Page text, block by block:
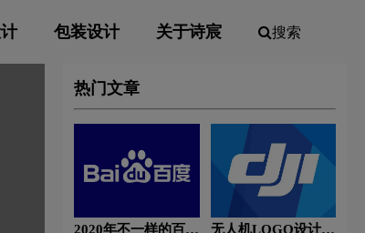
包装设计 关于诗宸 搜索
热门文章
2020年不一样的百度
无人机LOGO设计-